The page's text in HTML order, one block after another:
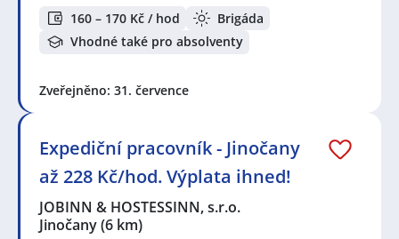
160 – 170 Kč / hod
Brigáda
Vhodné také pro absolventy
Zveřejněno: 31. července
Expediční pracovník - Jinočany
až 228 Kč/hod. Výplata ihned!
JOBINN & HOSTESSINN, s.r.o.
Jinočany(6 km)